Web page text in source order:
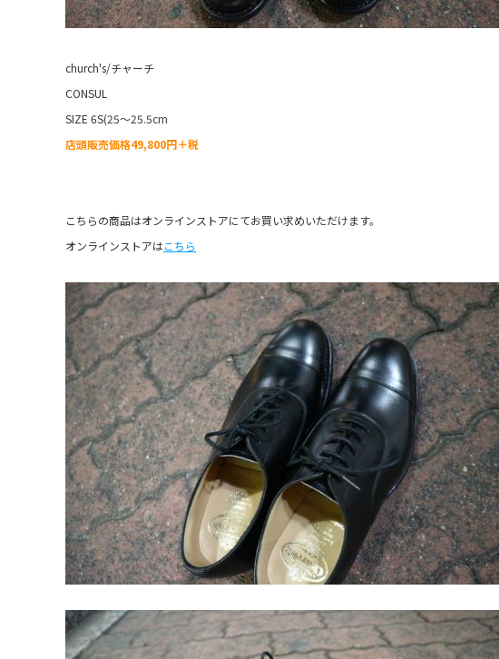
church's/チャーチ
CONSUL
SIZE 6S(25～25.5cm
店頭販売価格49,800円＋税
こちらの商品はオンラインストアにてお買い求めいただけます。
オンラインストアはこちら